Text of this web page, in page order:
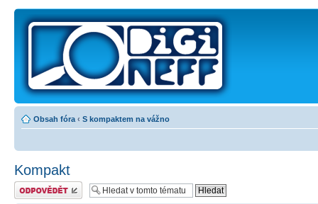
Obsah fóra ‹ S kompaktem na vážno
Kompakt
Odeslat odpověď